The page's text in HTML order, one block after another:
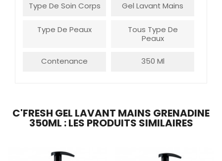
Type De Soin Corps
Gel Lavant Mains
Type De Peaux
Tous Type De
Peaux
Contenance 350 Ml
C'FRESH GEL LAVANT MAINS GRENADINE
350ML : LES PRODUITS SIMILAIRES